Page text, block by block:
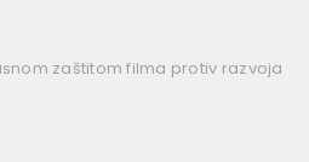
zaštitom filma protiv razvoja